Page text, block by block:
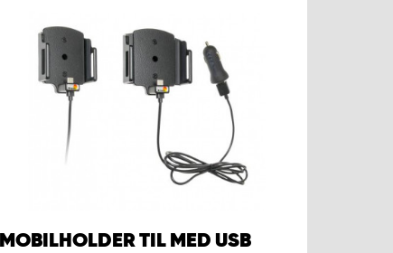
MOBILHOLDER TIL MED USB